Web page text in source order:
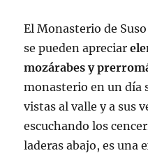
El Monasterio de
se pueden apreciar
mozárabes y
monasterio en un día
vistas al valle y a sus
escuchando los
laderas abajo, es una